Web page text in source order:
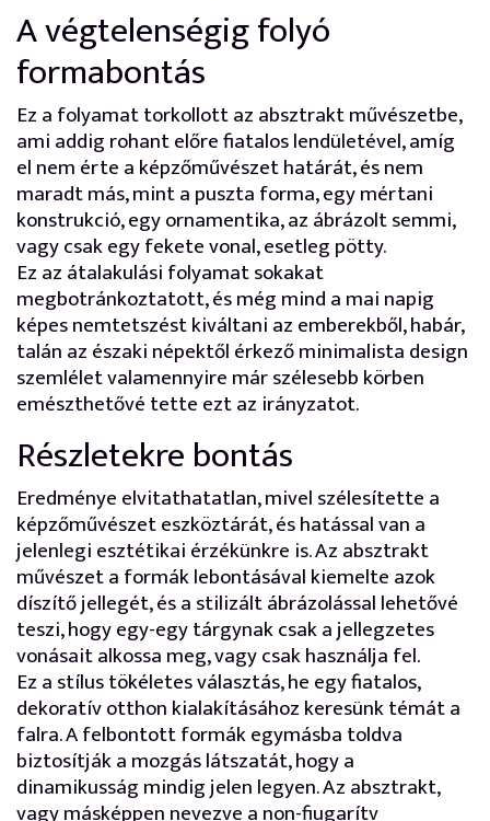
A végtelenségig folyó
formabontás
Ez a folyamat torkollott az absztrakt művészetbe,
ami addig rohant előre fiatalos lendületével, amíg
el nem érte a képzőművészet határát, és nem
maradt más, mint a puszta forma, egy mértani
konstrukció, egy ornamentika, az ábrázolt semmi,
vagy csak egy fekete vonal, esetleg pötty.
Ez az átalakulási folyamat sokakat
megbotránkoztatott, és még mind a mai napig
képes nemtetszést kiváltani az emberekből, habár,
talán az északi népektől érkező minimalista design
szemlélet valamennyire már szélesebb körben
emészthetővé tette ezt az irányzatot.
Részletekre bontás
Eredménye elvitathatatlan, mivel szélesítette a
képzőművészet eszköztárát, és hatással van a
jelenlegi esztétikai érzékünkre is. Az absztrakt
művészet a formák lebontásával kiemelte azok
díszítő jellegét, és a stilizált ábrázolással lehetővé
teszi, hogy egy-egy tárgynak csak a jellegzetes
vonásait alkossa meg, vagy csak használja fel.
Ez a stílus tökéletes választás, he egy fiatalos,
dekoratív otthon kialakításához keresünk témát a
falra. A felbontott formák egymásba toldva
biztosítják a mozgás látszatát, hogy a
dinamikusság mindig jelen legyen. Az absztrakt,
vagy másképpen nevezve a non-fiugarítv